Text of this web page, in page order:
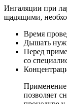
Ингаляции при
щадящими,
Время
Дышать
Перед
со
Применение
позволяет